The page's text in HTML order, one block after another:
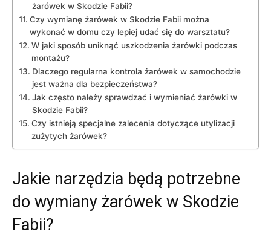
żarówek w Skodzie Fabii?
Czy wymianę żarówek w Skodzie Fabii można⁤
wykonać w domu czy lepiej udać⁣ się do warsztatu?
W jaki sposób uniknąć uszkodzenia żarówki podczas
montażu?
Dlaczego regularna kontrola ⁢żarówek w samochodzie
jest ważna dla bezpieczeństwa?
Jak‌ często ‌należy sprawdzać i ‍wymieniać żarówki‍ w
Skodzie Fabii?
Czy istnieją specjalne zalecenia dotyczące utylizacji
zużytych żarówek?
Jakie narzędzia będą ⁢potrzebne
do ⁢wymiany żarówek w ‌Skodzie
Fabii?